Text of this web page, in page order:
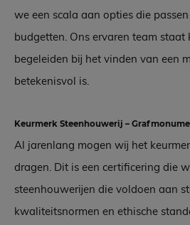
we een scala aan opties die
budgetten. Ons ervaren team staat
begeleiden bij het vinden van een
betekenisvol is.
Keurmerk Steenhouwerij –
Al jarenlang mogen wij het
dragen. Dit is een certificering die
steenhouwerijen die voldoen aan
kwaliteitsnormen en ethische